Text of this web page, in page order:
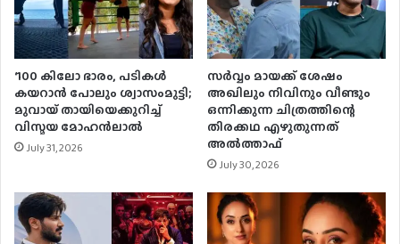
‘100 കിലോ ഭാരം, പടികൾ
കയറാൻ പോലും ശ്വാസംമുട്ടി;
മുവായ് തായിയെക്കുറിച്ച്
വിസ്മയ മോഹൻലാൽ
July 31, 2026
സര്‍വ്വം മായക്ക് ശേഷം
അഖിലും നിവിനും വീണ്ടും
ഒന്നിക്കുന്ന ചിത്രത്തിന്റെ
തിരക്കഥ എഴുതുന്നത്
അല്‍ത്താഫ്
July 30, 2026